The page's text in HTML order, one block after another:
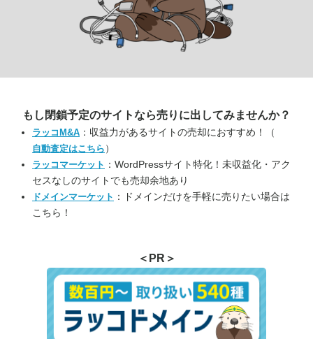
もし閉鎖予定のサイトなら売りに出してみませんか？
ラッコM&A ：収益力があるサイトの売却におすすめ！（
自動査定はこちら ）
ラッコマーケット ：WordPressサイト特化！未収益化・アク
セスなしのサイトでも売却余地あり
ドメインマーケット ：ドメインだけを手軽に売りたい場合は
こちら！
＜PR＞